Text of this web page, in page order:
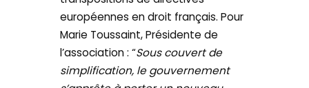
européennes en droit français. Pour
Marie Toussaint, Présidente de
l’association : “Sous couvert de
simplification, le gouvernement